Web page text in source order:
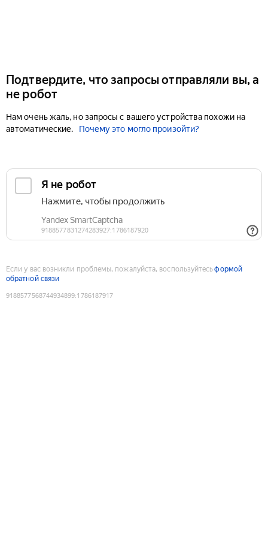
Подтвердите, что запросы отправляли вы, а
не робот
Нам очень жаль, но запросы с вашего устройства похожи на
автоматические.
Почему это могло произойти?
Если у вас возникли проблемы, пожалуйста, воспользуйтесьформой
обратной связи
9188577568744934899:1786187917